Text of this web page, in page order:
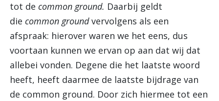
tot de common ground. Daarbij geldt
die common groundvervolgens als een
afspraak: hierover waren we het eens, dus
voortaan kunnen we ervan op aan dat wij dat
allebei vonden. Degene die het laatste woord
heeft, heeft daarmee de laatste bijdrage van
de common ground. Door zich hiermee tot een